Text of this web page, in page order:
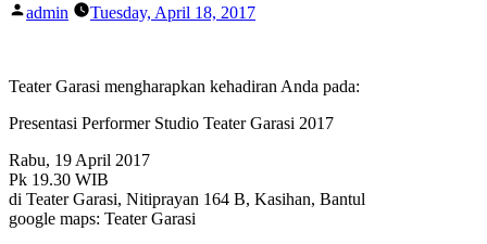
Posted
admin Tuesday, April 18, 2017
Teater Garasi mengharapkan kehadiran Anda pada:
Presentasi Performer Studio Teater Garasi 2017
Rabu, 19 April 2017
Pk 19.30 WIB
di Teater Garasi, Nitiprayan 164 B, Kasihan, Bantul
google maps: Teater Garasi